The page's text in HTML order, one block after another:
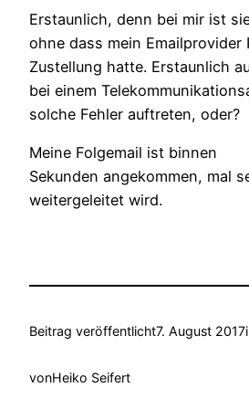
Erstaunlich, denn bei mir ist
ohne dass mein Emailprovider
Zustellung hatte. Erstaunlich
bei einem
solche Fehler auftreten, oder?
Meine Folgemail ist binnen
Sekunden angekommen, mal
weitergeleitet wird.
Beitrag veröffentlicht7. August 2017
vonHeiko Seifert